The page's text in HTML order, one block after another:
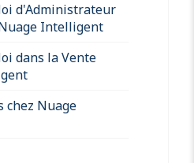
d'Administrateur
Intelligent
dans la Vente
chez Nuage